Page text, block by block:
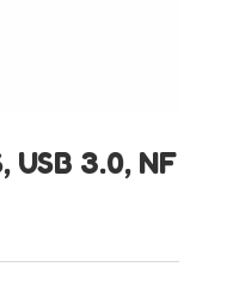
USB 3.0, NF